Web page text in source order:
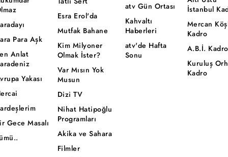
Para Aşk
Anlat
Yakası
Gece Masalı
Esra Erol'da
Mutfak Bahane
Kim Milyoner
Olmak İster?
Var Mısın Yok
Musun
Dizi TV
Nihat Hatipoğlu
Programları
Akika ve Sahara
Filmler
atv Gün Ortası
Kahvaltı
Haberleri
atv'de Hafta
Sonu
İstanbul
Mercan
Kadro
A.B.İ. Kadro
Kuruluş
Kadro